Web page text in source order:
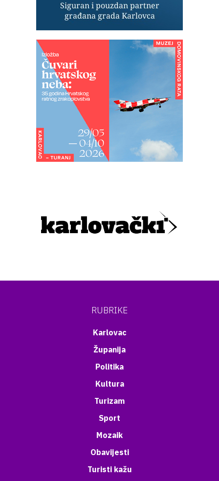
RUBRIKE
Karlovac
Županija
Politika
Kultura
Turizam
Sport
Mozaik
Obavijesti
Turisti kažu